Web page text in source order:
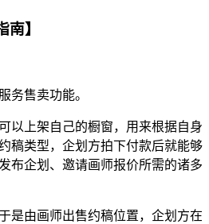
南】
售卖功能。
上架自己的橱窗，用来根据自身
稿类型，企划方拍下付款后就能够
布企划、邀请画师报价所需的诸多
由画师出售约稿位置，企划方在